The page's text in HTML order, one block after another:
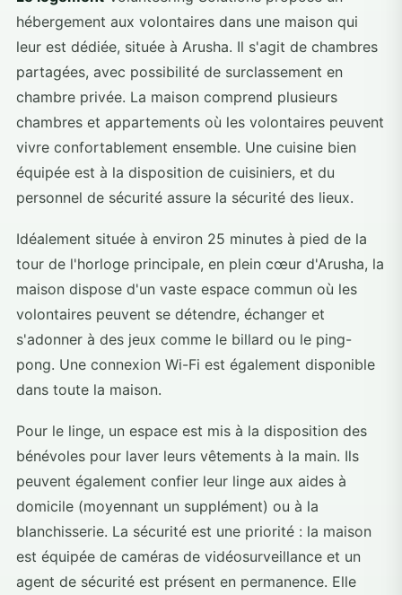
hébergement aux volontaires dans une maison qui
leur est dédiée, située à Arusha. Il s'agit de chambres
partagées, avec possibilité de surclassement en
chambre privée. La maison comprend plusieurs
chambres et appartements où les volontaires peuvent
vivre confortablement ensemble. Une cuisine bien
équipée est à la disposition de cuisiniers, et du
personnel de sécurité assure la sécurité des lieux.
Idéalement située à environ 25 minutes à pied de la
tour de l'horloge principale, en plein cœur d'Arusha, la
maison dispose d'un vaste espace commun où les
volontaires peuvent se détendre, échanger et
s'adonner à des jeux comme le billard ou le ping-
pong. Une connexion Wi-Fi est également disponible
dans toute la maison.
Pour le linge, un espace est mis à la disposition des
bénévoles pour laver leurs vêtements à la main. Ils
peuvent également confier leur linge aux aides à
domicile (moyennant un supplément) ou à la
blanchisserie. La sécurité est une priorité : la maison
est équipée de caméras de vidéosurveillance et un
agent de sécurité est présent en permanence. Elle